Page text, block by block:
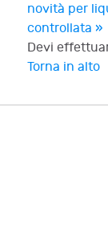
novità per
controllata »
Devi
Torna in alto